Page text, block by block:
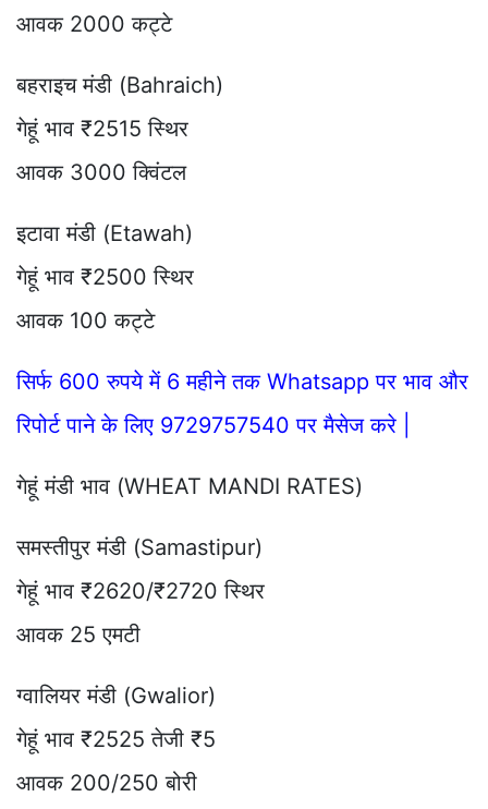
आवक 2000 कट्टे
बहराइच मंडी (Bahraich)
गेहूं भाव ₹2515 स्थिर
आवक 3000 क्विंटल
इटावा मंडी (Etawah)
गेहूं भाव ₹2500 स्थिर
आवक 100 कट्टे
सिर्फ 600 रुपये में 6 महीने तक Whatsapp पर भाव और
रिपोर्ट पाने के लिए 9729757540 पर मैसेज करे |
गेहूं मंडी भाव (WHEAT MANDI RATES)
समस्तीपुर मंडी (Samastipur)
गेहूं भाव ₹2620/₹2720 स्थिर
आवक 25 एमटी
ग्वालियर मंडी (Gwalior)
गेहूं भाव ₹2525 तेजी ₹5
आवक 200/250 बोरी